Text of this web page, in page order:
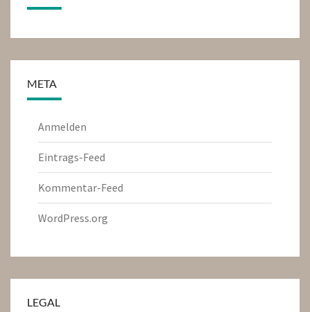
META
Anmelden
Eintrags-Feed
Kommentar-Feed
WordPress.org
LEGAL